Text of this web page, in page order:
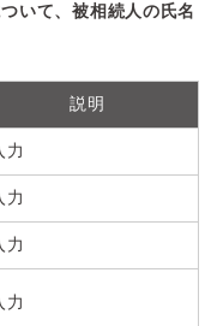
いて、被相続人の氏名
説明
力
力
力
力